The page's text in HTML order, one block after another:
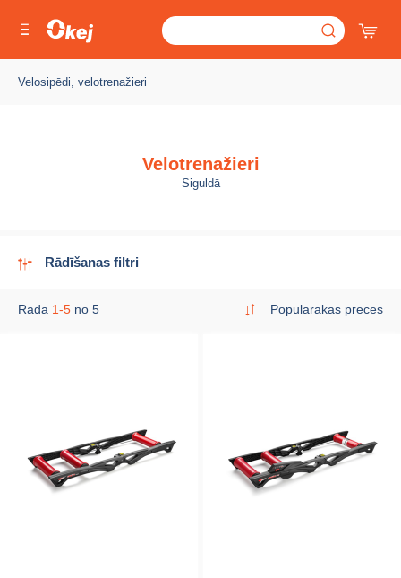
Velosipēdi, velotrenažieri
Velotrenažieri
Siguldā
Rādīšanas filtri
Rāda 1-5 no 5 Populārākās preces